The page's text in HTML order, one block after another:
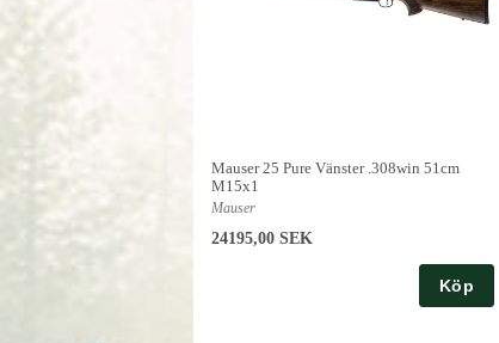
Mauser 25 Pure Vänster .308win 51cm
M15x1
Mauser
24195,00 SEK
Köp